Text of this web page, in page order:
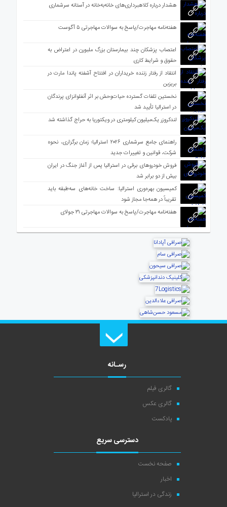
هشدار درباره کلاهبرداری‌های خانه‌به‌خانه در آستانه سرشماری
هفته‌نامه مهاجرت/پاسخ به سوالات مهاجرتی ۵ آگوست
اعتصاب پزشکان چند بیمارستان بزرگ ملبورن در اعتراض به
حقوق و شرایط کاری
انتقاد از رفتار زننده خریداران در افتتاح آشفته پاندا مارت در
بریزبن
نخستین تلفات گسترده حیات‌وحش بر اثر آنفلوانزای پرندگان
در استرالیا تأیید شد
لندکروزر یک‌میلیون کیلومتری در ویکتوریا به حراج گذاشته شد
راهنمای جامع سرشماری ۲۰۲۶ استرالیا؛ زمان برگزاری، نحوه
شرکت، قوانین و تغییرات جدید
فروش خودروهای برقی در استرالیا پس از آغاز جنگ در ایران
بیش از دو برابر شد
کمیسیون بهره‌وری استرالیا: ساخت خانه‌های سه‌طبقه باید
تقریباً در همه‌جا مجاز شود
هفته‌نامه مهاجرت/پاسخ به سوالات مهاجرتی ۳۱ جولای
رسـانه
گالری فیلم
گالری عکس
پادکست
دسترسی سریع
صفحه نخست
اخبار
زندگی در استرالیا